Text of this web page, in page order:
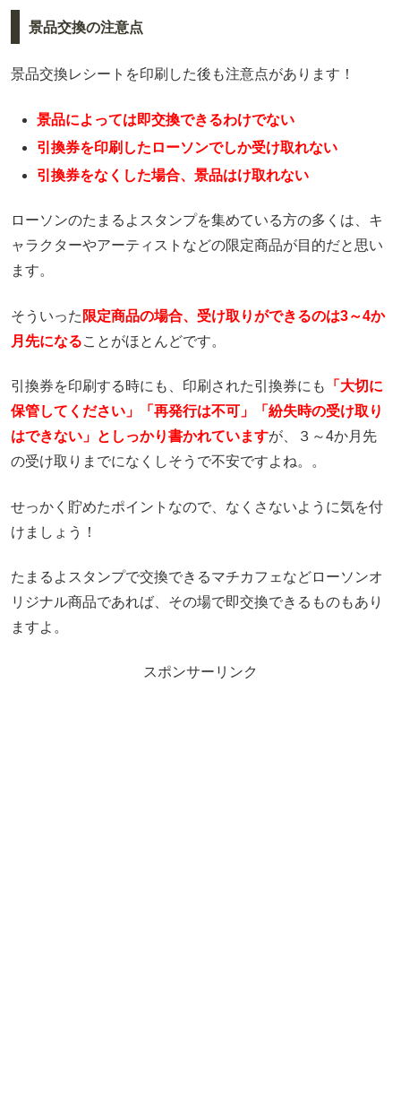
景品交換の注意点
景品交換レシートを印刷した後も注意点があります！
景品によっては即交換できるわけでない
引換券を印刷したローソンでしか受け取れない
引換券をなくした場合、景品はけ取れない
ローソンのたまるよスタンプを集めている方の多くは、キ
ャラクターやアーティストなどの限定商品が目的だと思い
ます。
そういった 限定商品の場合、受け取りができるのは3～4か
月先になることがほとんどです。
引換券を印刷する時にも、印刷された引換券にも
「大切に
保管してください」
「再発行は不可」「紛失時の受け取り
はできない」としっかり書かれていますが、３～4か月先
の受け取りまでになくしそうで不安ですよね。。
せっかく貯めたポイントなので、なくさないように気を付
けましょう！
たまるよスタンプで交換できるマチカフェなどローソンオ
リジナル商品であれば、その場で即交換できるものもあり
ますよ。
スポンサーリンク